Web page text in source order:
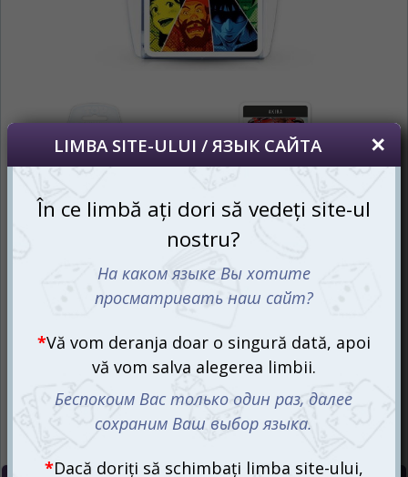
dreapta sus al paginii.
Если вы хотите переключить язык сайта,
то это можно всегда сделать в правом